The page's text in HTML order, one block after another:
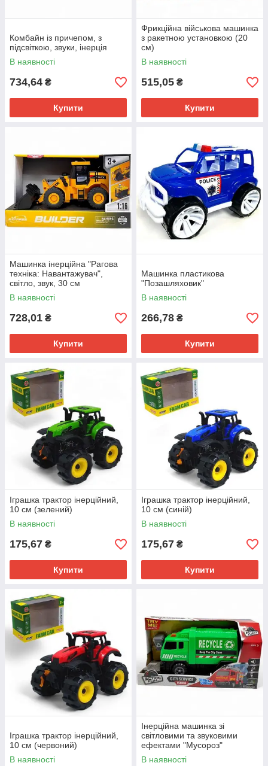
Комбайн із причепом, з
підсвіткою, звуки, інерція
В наявності
734,64 ₴
Купити
Фрикційна військова машинка
з ракетною установкою (20
см)
В наявності
515,05 ₴
Купити
Машинка інерційна "Рагова
техніка: Навантажувач",
світло, звук, 30 см
В наявності
728,01 ₴
Купити
Машинка пластикова
"Позашляховик"
В наявності
266,78 ₴
Купити
Іграшка трактор інерційний,
10 см (зелений)
В наявності
175,67 ₴
Купити
Іграшка трактор інерційний,
10 см (синій)
В наявності
175,67 ₴
Купити
Іграшка трактор інерційний,
10 см (червоний)
В наявності
Інерційна машинка зі
світловими та звуковими
ефектами "Мусороз"
В наявності